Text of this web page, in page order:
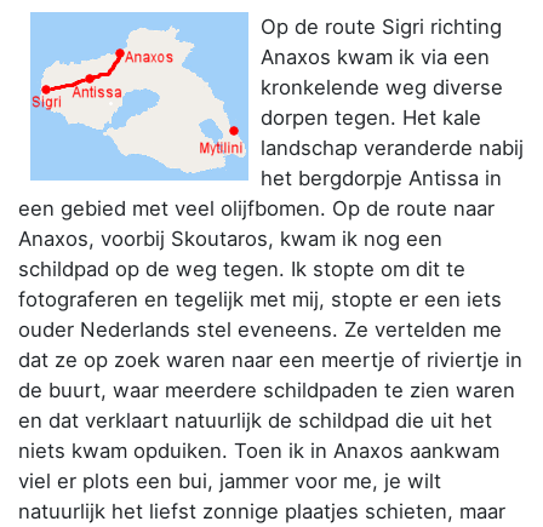
Op de route Sigri richting
Anaxos kwam ik via een
kronkelende weg diverse
dorpen tegen. Het kale
landschap veranderde nabij
het bergdorpje Antissa in
een gebied met veel olijfbomen. Op de route naar
Anaxos, voorbij Skoutaros, kwam ik nog een
schildpad op de weg tegen. Ik stopte om dit te
fotograferen en tegelijk met mij, stopte er een iets
ouder Nederlands stel eveneens. Ze vertelden me
dat ze op zoek waren naar een meertje of riviertje in
de buurt, waar meerdere schildpaden te zien waren
en dat verklaart natuurlijk de schildpad die uit het
niets kwam opduiken. Toen ik in Anaxos aankwam
viel er plots een bui, jammer voor me, je wilt
natuurlijk het liefst zonnige plaatjes schieten, maar